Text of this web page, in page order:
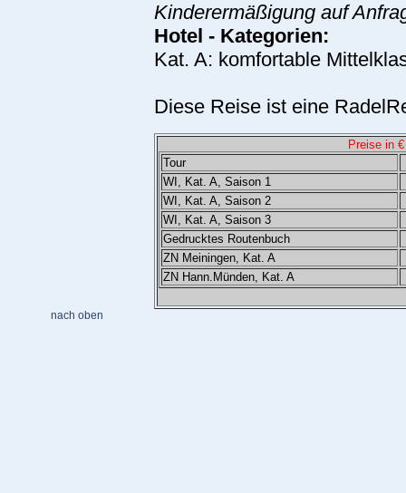
Kinderermäßigung auf
Hotel - Kategorien:
Kat. A: komfortable
Diese Reise ist eine
Preise in
Tour
WI, Kat. A, Saison 1
WI, Kat. A, Saison 2
WI, Kat. A, Saison 3
Gedrucktes Routenbuch
ZN Meiningen, Kat. A
ZN Hann.Münden, Kat. A
nach oben